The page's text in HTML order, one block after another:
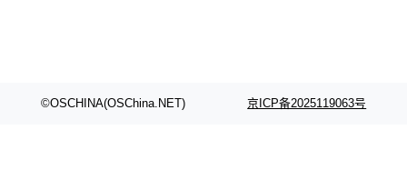
©OSCHINA(OSChina.NET) 京ICP备2025119063号